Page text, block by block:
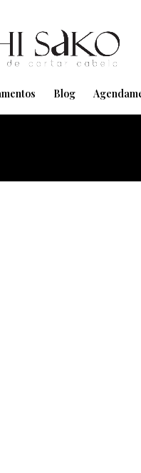
Blog
seu Visual??